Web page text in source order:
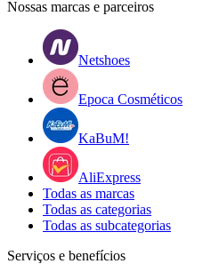
Nossas marcas e parceiros
Netshoes
Epoca Cosméticos
KaBuM!
AliExpress
Todas as marcas
Todas as categorias
Todas as subcategorias
Serviços e benefícios